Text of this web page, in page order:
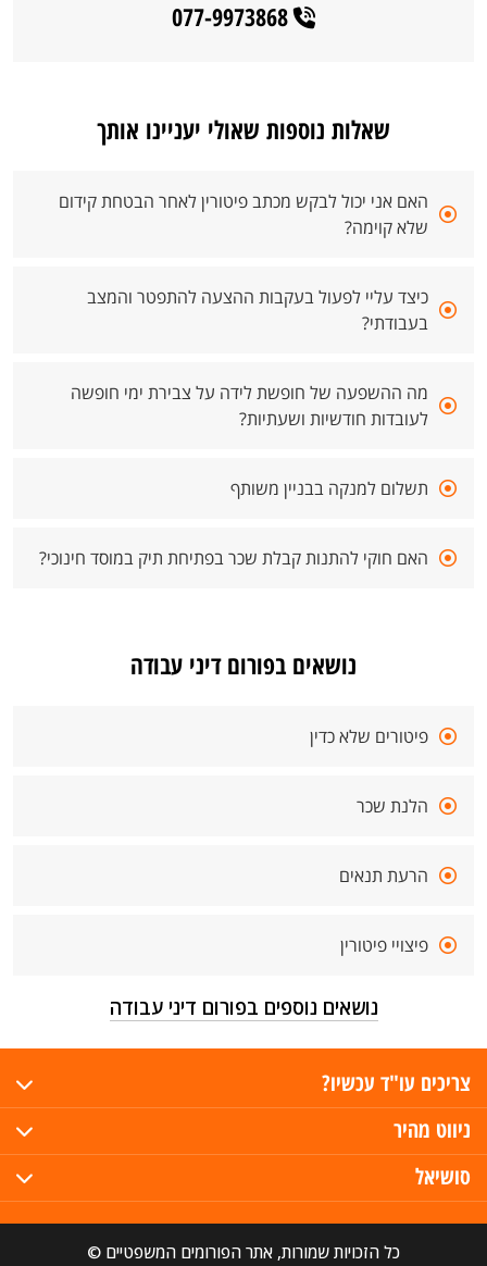
077-9973868
שאלות נוספות שאולי יעניינו אותך
האם אני יכול לבקש מכתב פיטורין לאחר הבטחת קידום
שלא קוימה?
כיצד עליי לפעול בעקבות ההצעה להתפטר והמצב
בעבודתי?
מה ההשפעה של חופשת לידה על צבירת ימי חופשה
לעובדות חודשיות ושעתיות?
תשלום למנקה בבניין משותף
האם חוקי להתנות קבלת שכר בפתיחת תיק במוסד חינוכי?
נושאים בפורום דיני עבודה
פיטורים שלא כדין
הלנת שכר
הרעת תנאים
פיצויי פיטורין
נושאים נוספים בפורום דיני עבודה
צריכים עו"ד עכשיו?
ניווט מהיר
סושיאל
כל הזכויות שמורות, אתר הפורומים המשפטיים ©